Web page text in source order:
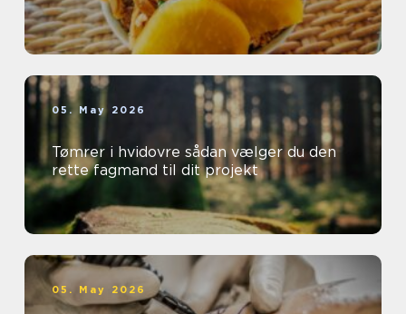
05. May 2026
Tømrer i hvidovre sådan vælger du den
rette fagmand til dit projekt
05. May 2026